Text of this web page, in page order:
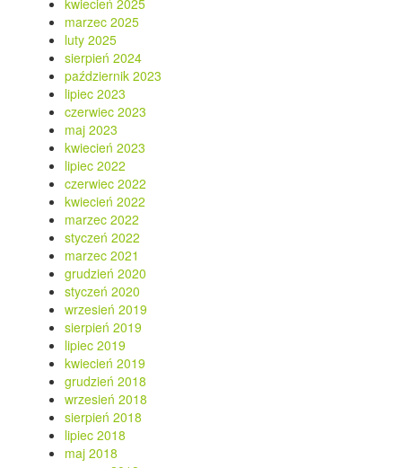
kwiecień 2025
marzec 2025
luty 2025
sierpień 2024
październik 2023
lipiec 2023
czerwiec 2023
maj 2023
kwiecień 2023
lipiec 2022
czerwiec 2022
kwiecień 2022
marzec 2022
styczeń 2022
marzec 2021
grudzień 2020
styczeń 2020
wrzesień 2019
sierpień 2019
lipiec 2019
kwiecień 2019
grudzień 2018
wrzesień 2018
sierpień 2018
lipiec 2018
maj 2018